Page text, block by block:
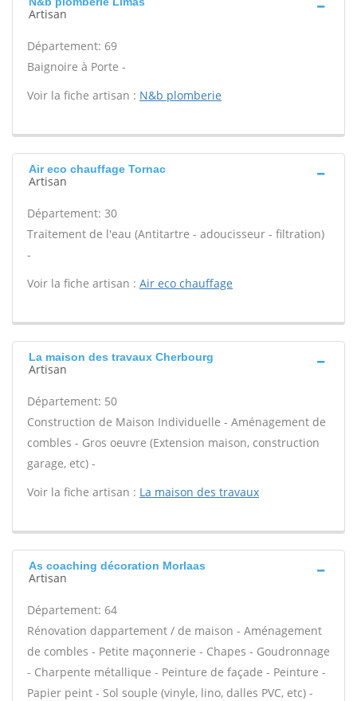
Artisan
Département: 69
Baignoire à Porte -
Voir la fiche artisan : N&b plomberie
Air eco chauffage Tornac
Artisan
Département: 30
Traitement de l'eau (Antitartre - adoucisseur - filtration)
-
Voir la fiche artisan : Air eco chauffage
La maison des travaux Cherbourg
Artisan
Département: 50
Construction de Maison Individuelle - Aménagement de
combles - Gros oeuvre (Extension maison, construction
garage, etc) -
Voir la fiche artisan : La maison des travaux
As coaching décoration Morlaas
Artisan
Département: 64
Rénovation dappartement / de maison - Aménagement
de combles - Petite maçonnerie - Chapes - Goudronnage
- Charpente métallique - Peinture de façade - Peinture -
Papier peint - Sol souple (vinyle, lino, dalles PVC, etc) -